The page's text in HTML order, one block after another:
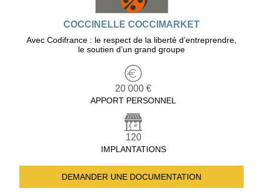
COCCINELLE COCCIMARKET
Avec Codifrance : le respect de la liberté d’entreprendre,
le soutien d’un grand groupe
20 000 €
APPORT PERSONNEL
120
IMPLANTATIONS
DEMANDER UNE DOCUMENTATION